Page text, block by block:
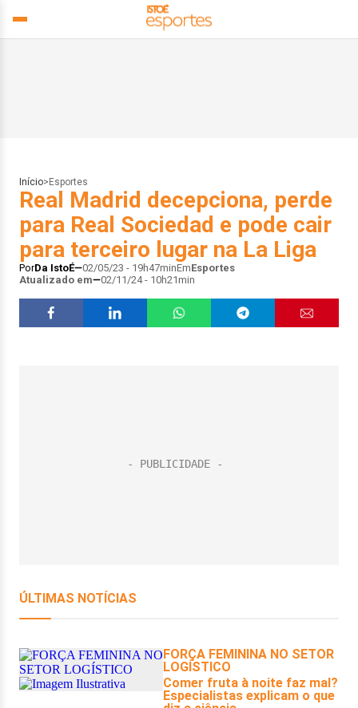
Início> Esportes
Real Madrid decepciona, perde
para Real Sociedad e pode cair
para terceiro lugar na La Liga
PorDa IstoÉ 02/05/23 - 19h47minEmEsportes
Atualizado em
02/11/24 - 10h21min